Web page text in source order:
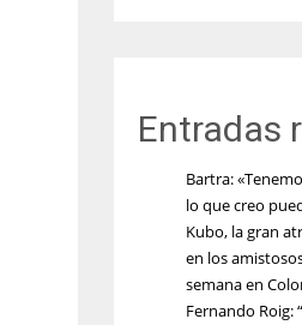
Entradas
Bartra:
lo que creo
Kubo, la gran
en los
semana en
Fernando Roig: